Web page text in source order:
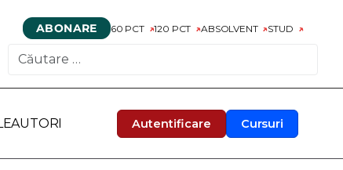
ABONARE 60 PCT 120 PCT ABSOLVENT STUD
Autentificare Cursuri
AUTORI